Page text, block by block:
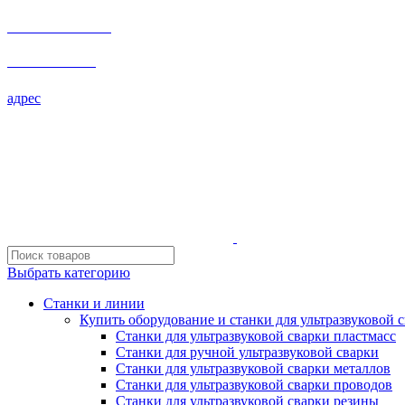
адрес
Выбрать категорию
Станки и линии
Купить оборудование и станки для ультразвуковой
Станки для ультразвуковой сварки пластмасс
Станки для ручной ультразвуковой сварки
Станки для ультразвуковой сварки металлов
Станки для ультразвуковой сварки проводов
Станки для ультразвуковой сварки резины